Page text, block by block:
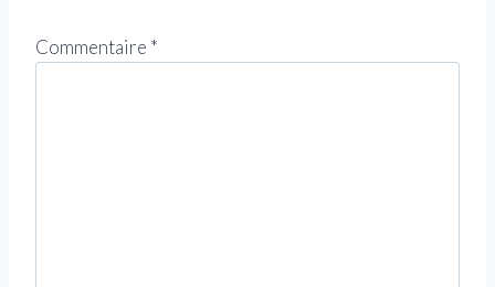
Commentaire *